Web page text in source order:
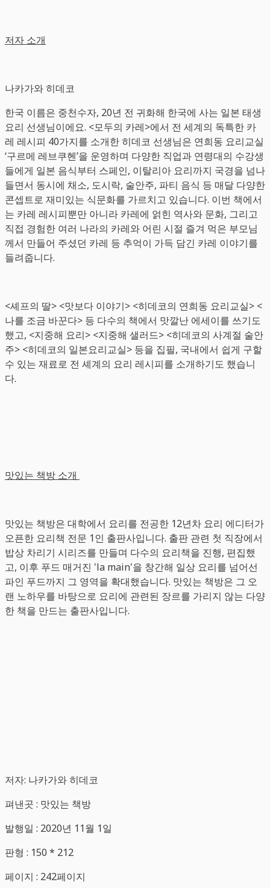
저자 소개
나카가와 히데코
한국 이름은 중천수자, 20년 전 귀화해 한국에 사는 일본 태생
요리 선생님이에요. <모두의 카레>에서 전 세계의 독특한 카
레 레시피 40가지를 소개한 히데코 선생님은 연희동 요리교실
‘구르메 레브쿠헨’을 운영하며 다양한 직업과 연령대의 수강생
들에게 일본 음식부터 스페인, 이탈리아 요리까지 국경을 넘나
들면서 동시에 채소, 도시락, 술안주, 파티 음식 등 매달 다양한
콘셉트로 재미있는 식문화를 가르치고 있습니다. 이번 책에서
는 카레 레시피뿐만 아니라 카레에 얽힌 역사와 문화, 그리고
직접 경험한 여러 나라의 카레와 어린 시절 즐겨 먹은 부모님
께서 만들어 주셨던 카레 등 추억이 가득 담긴 카레 이야기를
들려줍니다.
<셰프의 딸> <맛보다 이야기> <히데코의 연희동 요리교실> <
나를 조금 바꾼다> 등 다수의 책에서 맛깔난 에세이를 쓰기도
했고, <지중해 요리> <지중해 샐러드> <히데코의 사계절 술안
주> <히데코의 일본요리교실> 등을 집필, 국내에서 쉽게 구할
수 있는 재료로 전 셰계의 요리 레시피를 소개하기도 했습니
다.
맛있는 책방 소개
맛있는 책방은 대학에서 요리를 전공한 12년차 요리 에디터가
오픈한 요리책 전문 1인 출판사입니다. 출판 관련 첫 직장에서
밥상 차리기 시리즈를 만들며 다수의 요리책을 진행, 편집했
고, 이후 푸드 매거진 'la main'을 창간해 일상 요리를 넘어선
파인 푸드까지 그 영역을 확대했습니다. 맛있는 책방은 그 오
랜 노하우를 바탕으로 요리에 관련된 장르를 가리지 않는 다양
한 책을 만드는 출판사입니다.
저자: 나카가와 히데코
펴낸곳 : 맛있는 책방
발행일 : 2020년 11월 1일
판형 : 150 * 212
페이지 : 242페이지